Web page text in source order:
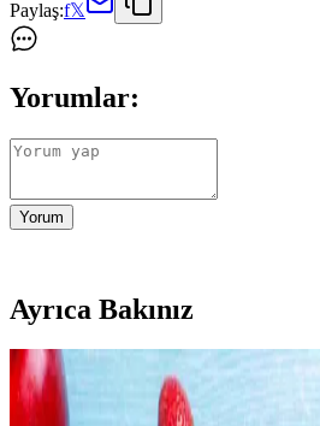
Paylaş:f𝕏
Yorumlar:
Yorum
Ayrıca Bakınız
Evde Sağlıklı ve Ekonomik
Yöntemleri ve Tarifleri